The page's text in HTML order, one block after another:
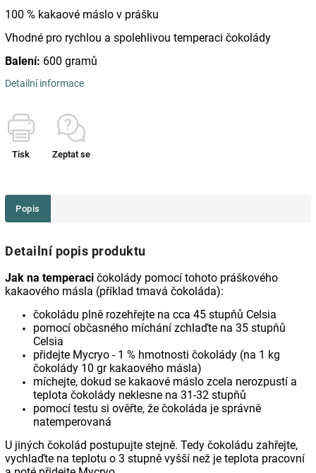
100 % kakaové máslo v prášku
Vhodné pro rychlou a spolehlivou temperaci čokolády
Balení: 600 gramů
Detailní informace
Tisk Zeptat se
Popis
Detailní popis produktu
Jak na temperaci čokolády pomocí tohoto práškového
kakaového másla (příklad tmavá čokoláda):
čokoládu plně rozehřejte na cca 45 stupňů Celsia
pomocí občasného míchání zchlaďte na 35 stupňů
Celsia
přidejte Mycryo - 1 % hmotnosti čokolády (na 1 kg
čokolády 10 gr kakaového másla)
míchejte, dokud se kakaové máslo zcela nerozpustí a
teplota čokolády neklesne na 31-32 stupňů
pomocí testu si ověřte, že čokoláda je správně
natemperovaná
U jiných čokolád postupujte stejně. Tedy čokoládu zahřejte,
vychlaďte na teplotu o 3 stupně vyšší než je teplota pracovní